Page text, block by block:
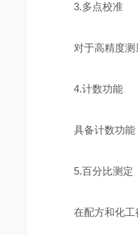
3.多点校准
对于高精度测量
4.计数功能
具备计数功能，
5.百分比测定
在配方和化工行